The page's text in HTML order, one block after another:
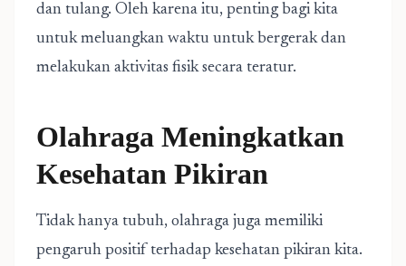
dan tulang. Oleh karena itu, penting bagi kita
untuk meluangkan waktu untuk bergerak dan
melakukan aktivitas fisik secara teratur.
Olahraga Meningkatkan
Kesehatan Pikiran
Tidak hanya tubuh, olahraga juga memiliki
pengaruh positif terhadap kesehatan pikiran kita.